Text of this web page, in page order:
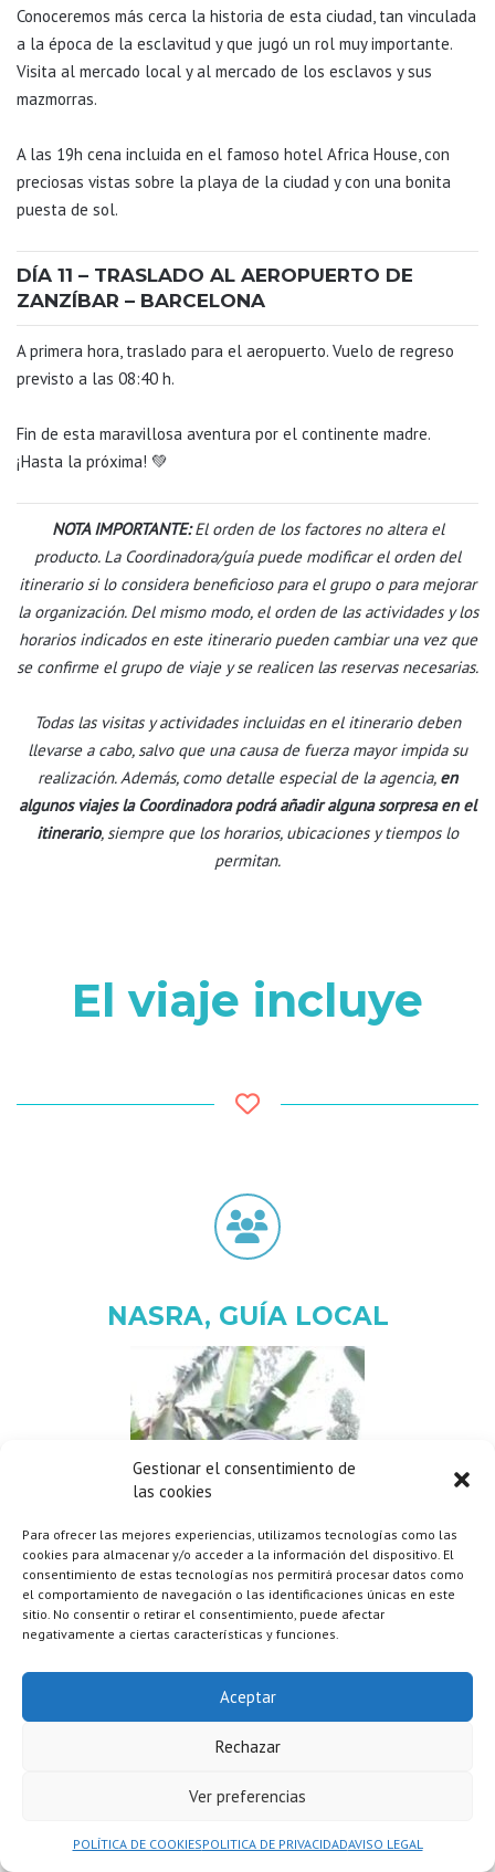
Gestionar el consentimiento de
las cookies
Para ofrecer las mejores experiencias, utilizamos tecnologías como las
cookies para almacenar y/o acceder a la información del dispositivo. El
consentimiento de estas tecnologías nos permitirá procesar datos como
el comportamiento de navegación o las identificaciones únicas en este
sitio. No consentir o retirar el consentimiento, puede afectar
negativamente a ciertas características y funciones.
Aceptar
Rechazar
Ver preferencias
POLÍTICA DE COOKIESPOLITICA DE PRIVACIDADAVISO LEGAL
Conoceremos más cerca la historia de esta ciudad, tan vinculada
a la época de la esclavitud y que jugó un rol muy importante.
Visita al mercado local y al mercado de los esclavos y sus
mazmorras.
A las 19h cena incluida en el famoso hotel Africa House, con
preciosas vistas sobre la playa de la ciudad y con una bonita
puesta de sol.
DÍA 11 – TRASLADO AL AEROPUERTO DE
ZANZÍBAR – BARCELONA
A primera hora, traslado para el aeropuerto. Vuelo de regreso
previsto a las 08:40 h.
Fin de esta maravillosa aventura por el continente madre.
¡Hasta la próxima! 💚
NOTA IMPORTANTE: El orden de los factores no altera el
producto. La Coordinadora/guía puede modificar el orden del
itinerario si lo considera beneficioso para el grupo o para mejorar
la organización. Del mismo modo, el orden de las actividades y los
horarios indicados en este itinerario pueden cambiar una vez que
se confirme el grupo de viaje y se realicen las reservas necesarias.
Todas las visitas y actividades incluidas en el itinerario deben
llevarse a cabo, salvo que una causa de fuerza mayor impida su
realización. Además, como detalle especial de la agencia, en
algunos viajes la Coordinadora podrá añadir alguna sorpresa en el
itinerario, siempre que los horarios, ubicaciones y tiempos lo
permitan.
El viaje incluye
NASRA, GUÍA LOCAL
Durante los primeros días en Moshi contaremos con una guía
oficial local, Nasra. Ella será la encargada de contarnos toda la
información que queramos saber sobre el país durante los días
enlace si quieres verlo 👉​